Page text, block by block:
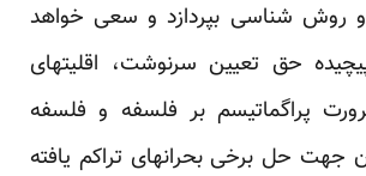
روش شناسی بپردازد و سعی خواهد
حق تعیین سرنوشت، اقلیتهای
پراگماتیسم بر فلسفه و فلسفه
جهت حل برخی بحرانهای تراکم یافته